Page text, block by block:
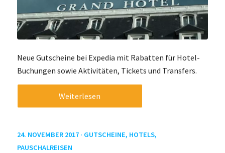
Neue Gutscheine bei Expedia mit Rabatten für Hotel-
Buchungen sowie Aktivitäten, Tickets und Transfers.
Weiterlesen
24. NOVEMBER 2017 · GUTSCHEINE, HOTELS,
PAUSCHALREISEN